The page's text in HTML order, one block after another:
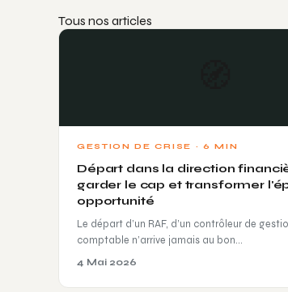
Tous nos articles
GESTION DE CRISE · 6 MIN
Départ dans la direction
garder le cap et transformer
opportunité
Le départ d’un RAF, d’un contrôleur de
comptable n’arrive jamais au bon…
4 Mai 2026